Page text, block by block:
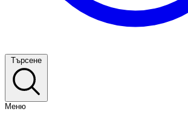
Търсене
Меню